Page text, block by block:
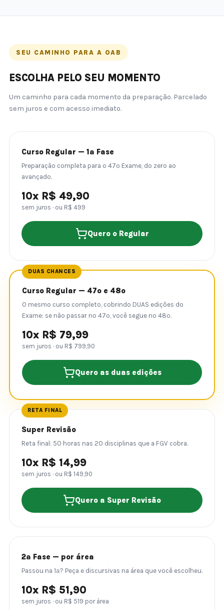
SEU CAMINHO PARA A OAB
ESCOLHA PELO SEU MOMENTO
Um caminho para cada momento da preparação. Parcelado
sem juros e com acesso imediato.
Curso Regular — 1ª Fase
Preparação completa para o 47º Exame, do zero ao
avançado.
10x R$ 49,90
sem juros · ou R$ 499
Quero o Regular
DUAS CHANCES
Curso Regular — 47º e 48º
O mesmo curso completo, cobrindo DUAS edições do
Exame: se não passar no 47º, você segue no 48º.
10x R$ 79,99
sem juros · ou R$ 799,90
Quero as duas edições
RETA FINAL
Super Revisão
Reta final: 50 horas nas 20 disciplinas que a FGV cobra.
10x R$ 14,99
sem juros · ou R$ 149,90
Quero a Super Revisão
2ª Fase — por área
Passou na 1ª? Peça e discursivas na área que você escolheu.
10x R$ 51,90
sem juros · ou R$ 519 por área